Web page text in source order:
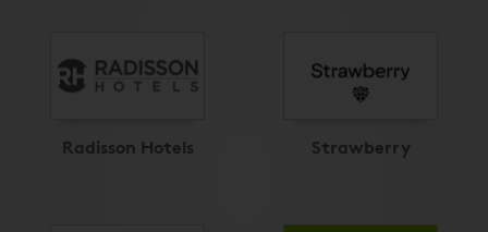
Radisson Hotels Strawberry